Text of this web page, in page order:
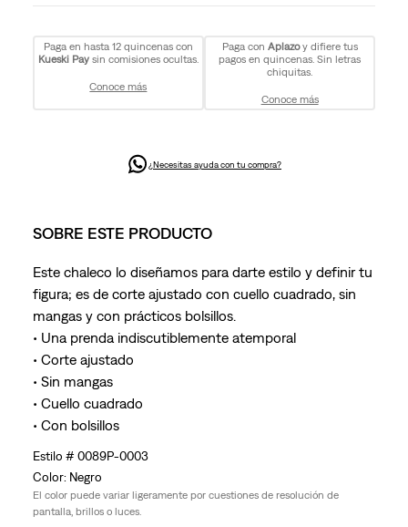
Paga en hasta 12 quincenas con
Kueski Paysin comisiones ocultas.
Conoce más
Paga con Aplazoy difiere tus
pagos en quincenas. Sin letras
chiquitas.
Conoce más
¿Necesitas ayuda con tu compra?
SOBRE ESTE PRODUCTO
Este chaleco lo diseñamos para darte estilo y definir tu
figura; es de corte ajustado con cuello cuadrado, sin
mangas y con prácticos bolsillos.
• Una prenda indiscutiblemente atemporal
• Corte ajustado
• Sin mangas
• Cuello cuadrado
• Con bolsillos
0089P-0003
Negro
El color puede variar ligeramente por cuestiones de resolución de
pantalla, brillos o luces.